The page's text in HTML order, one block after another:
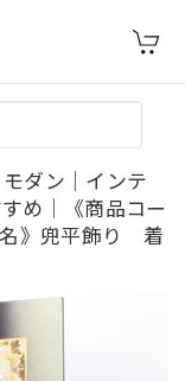
ダン｜インテ
め｜《商品コー
名》兜平飾り 着